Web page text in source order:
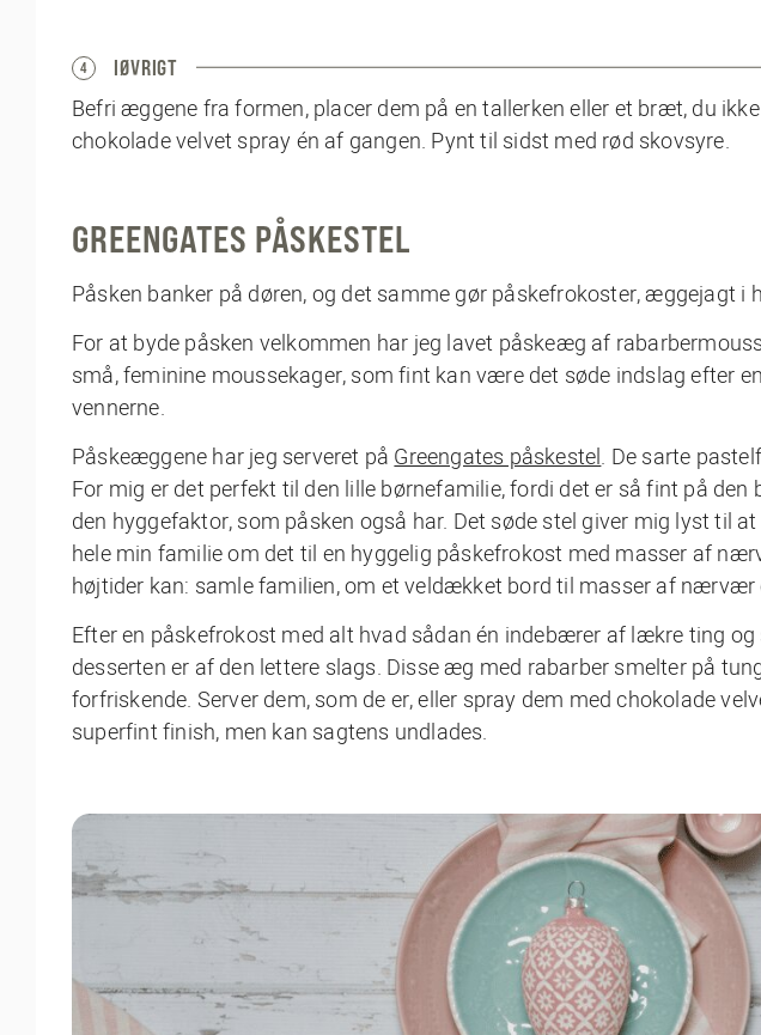
4 IØVRIGT
Befri æggene fra formen, placer dem på en tallerken eller et bræt, du
chokolade velvet spray én af gangen. Pynt til sidst med rød skovsyre.
GREENGATES PÅSKESTEL
Påsken banker på døren, og det samme gør påskefrokoster, æggejagt i
For at byde påsken velkommen har jeg lavet påskeæg af
små, feminine moussekager, som fint kan være det søde indslag efter
vennerne.
Påskeæggene har jeg serveret på Greengates påskestel. De sarte
For mig er det perfekt til den lille børnefamilie, fordi det er så fint på
den hyggefaktor, som påsken også har. Det søde stel giver mig lyst til
hele min familie om det til en hyggelig påskefrokost med masser af
højtider kan: samle familien, om et veldækket bord til masser af nærvær
Efter en påskefrokost med alt hvad sådan én indebærer af lækre ting
desserten er af den lettere slags. Disse æg med rabarber smelter på
forfriskende. Server dem, som de er, eller spray dem med chokolade
superfint finish, men kan sagtens undlades.